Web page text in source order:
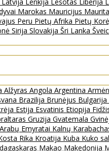
Marokas Mauricijus
Peru Pietų Afrika Pietų
Sirija Slovakija Šri Lanka
Alžyras Angola Argentina
Brazilija Brunėjus Bulgarija
Estija Esvatinis Etiopija
Gruzija Gvatemala
Emyratai Kalnų
Rika Kroatija Kuba Kuko
Makao Makedonija